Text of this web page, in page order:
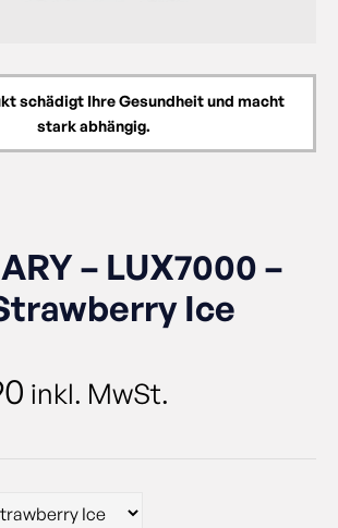
schädigt Ihre Gesundheit und macht
stark abhängig.
– LUX7000 –
Ice
inkl. MwSt.